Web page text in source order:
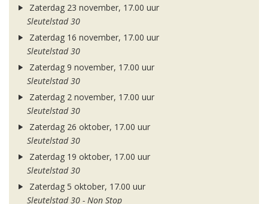
Zaterdag 23 november, 17.00 uur
Sleutelstad 30
Zaterdag 16 november, 17.00 uur
Sleutelstad 30
Zaterdag 9 november, 17.00 uur
Sleutelstad 30
Zaterdag 2 november, 17.00 uur
Sleutelstad 30
Zaterdag 26 oktober, 17.00 uur
Sleutelstad 30
Zaterdag 19 oktober, 17.00 uur
Sleutelstad 30
Zaterdag 5 oktober, 17.00 uur
Sleutelstad 30 - Non Stop